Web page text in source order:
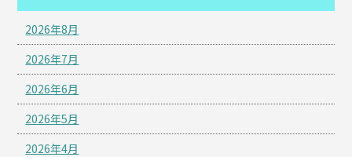
2026年8月
2026年7月
2026年6月
2026年5月
2026年4月